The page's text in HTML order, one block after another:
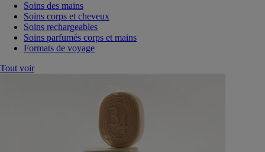
Soins des mains
Soins corps et cheveux
Soins rechargeables
Soins parfumés corps et mains
Formats de voyage
Tout voir